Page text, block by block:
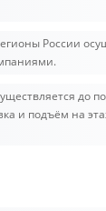
России
до
и подъём на